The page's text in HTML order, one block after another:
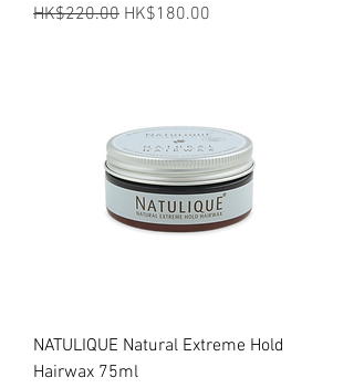
一般價格
HK$220.00 促銷價格
HK$180.00
NATULIQUE Natural Extreme Hold
Hairwax 75ml